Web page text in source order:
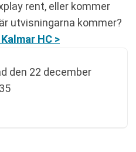
rent, eller kommer
utvisningarna kommer?
HC >
den 22 december